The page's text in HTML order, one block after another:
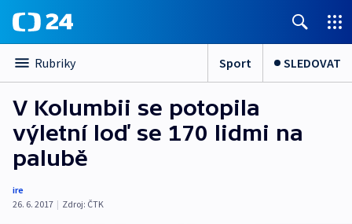
Rubriky Sport SLEDOVAT
V Kolumbii se potopila
výletní loď se 170 lidmi na
palubě
ire
26. 6. 2017 | Zdroj: ČTK